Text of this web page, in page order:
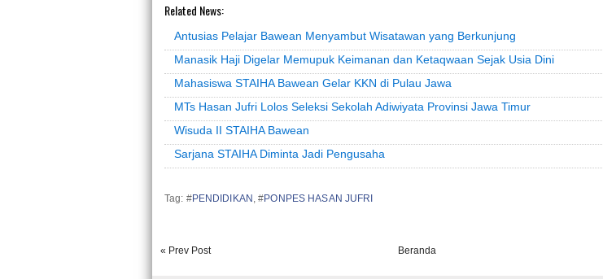
Related News:
Antusias Pelajar Bawean Menyambut Wisatawan yang Berkunjung
Manasik Haji Digelar Memupuk Keimanan dan Ketaqwaan Sejak Usia Dini
Mahasiswa STAIHA Bawean Gelar KKN di Pulau Jawa
MTs Hasan Jufri Lolos Seleksi Sekolah Adiwiyata Provinsi Jawa Timur
Wisuda II STAIHA Bawean
Sarjana STAIHA Diminta Jadi Pengusaha
Tag: #PENDIDIKAN , #PONPES HASAN JUFRI
« Prev Post Beranda